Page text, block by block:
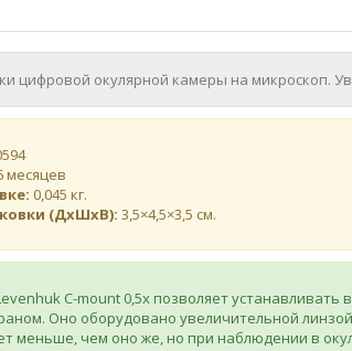
цифровой окулярной камеры на микроскоп.
месяцев
0,045 кг.
(ДхШхВ): 3,5×4,5×3,5 см.
C-mount 0,5x позволяет
Оно оборудовано увеличительной
меньше, чем оно же, но при наблюдении в